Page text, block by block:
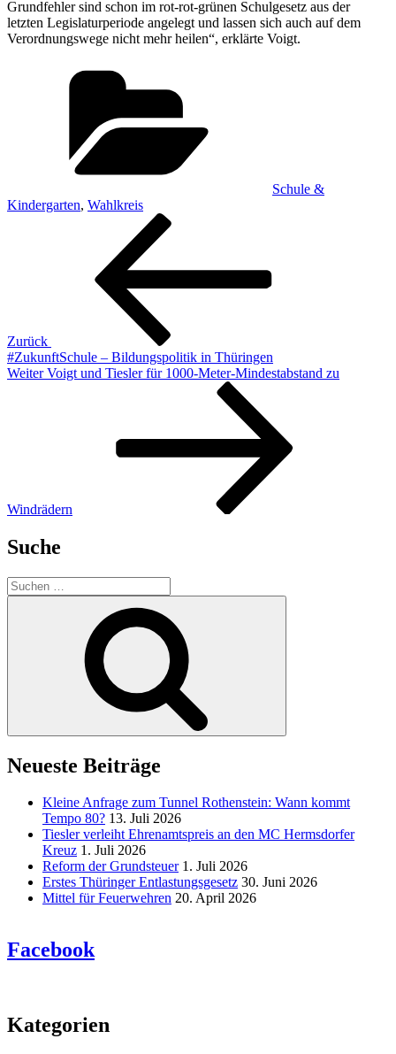
Grundfehler sind schon im rot-rot-grünen Schulgesetz aus der
letzten Legislaturperiode angelegt und lassen sich auch auf dem
Verordnungswege nicht mehr heilen“, erklärte Voigt.
Schule &
Kindergarten, Wahlkreis
Beitragsnavigation
Zurück
#ZukunftSchule – Bildungspolitik in Thüringen
Nächster
Weiter Voigt und Tiesler für 1000-Meter-Mindestabstand zu
Windrädern
Suche
Suche
nach:
Neueste Beiträge
Kleine Anfrage zum Tunnel Rothenstein: Wann kommt
Tempo 80? 13. Juli 2026
Tiesler verleiht Ehrenamtspreis an den MC Hermsdorfer
Kreuz 1. Juli 2026
Reform der Grundsteuer 1. Juli 2026
Erstes Thüringer Entlastungsgesetz 30. Juni 2026
Mittel für Feuerwehren 20. April 2026
Facebook
Kategorien